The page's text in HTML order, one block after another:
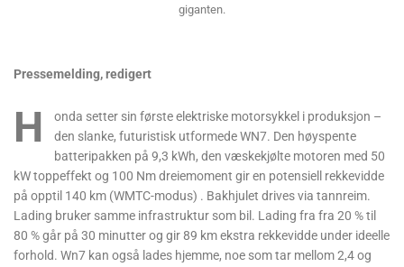
giganten.
Pressemelding, redigert
H
onda setter sin første elektriske motorsykkel i produksjon –
den slanke, futuristisk utformede WN7. Den høyspente
batteripakken på 9,3 kWh, den væskekjølte motoren med 50
kW toppeffekt og 100 Nm dreiemoment gir en potensiell rekkevidde
på opptil 140 km (WMTC-modus) . Bakhjulet drives via tannreim.
Lading bruker samme infrastruktur som bil. Lading fra fra 20 % til
80 % går på 30 minutter og gir 89 km ekstra rekkevidde under ideelle
forhold. Wn7 kan også lades hjemme, noe som tar mellom 2,4 og